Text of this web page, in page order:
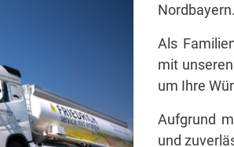
Nordbayern.
Als
mit
um Ihre
Aufgrund
und